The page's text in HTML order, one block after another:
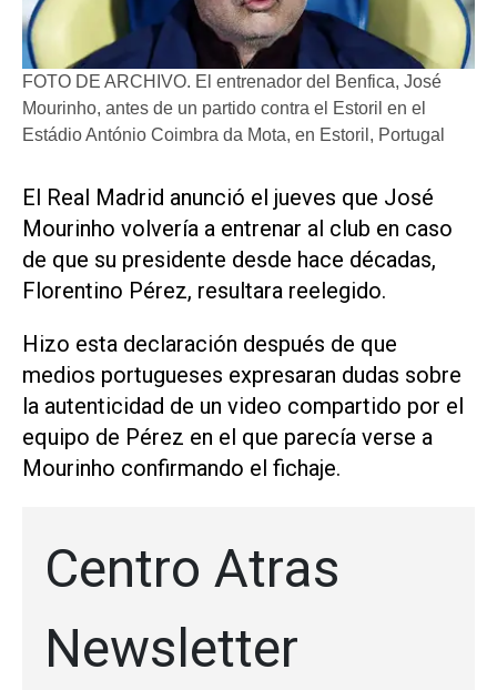
FOTO DE ARCHIVO. El entrenador del Benfica, José
Mourinho, antes de un partido contra el Estoril en el
Estádio António Coimbra da Mota, en Estoril, Portugal
El ​Real Madrid anunció el jueves que José
Mourinho volvería a entrenar al club en caso
de que su ‌presidente desde hace décadas,
Florentino ‌Pérez, resultara reelegido.
Hizo esta declaración después de que
medios portugueses expresaran dudas sobre
la autenticidad de un video compartido por el
equipo de Pérez en el que parecía verse a
Mourinho confirmando el fichaje.